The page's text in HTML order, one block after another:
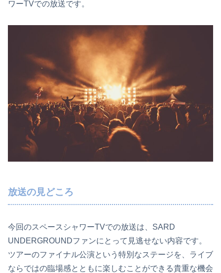
ワーTVでの放送です。
放送の見どころ
今回のスペースシャワーTVでの放送は、SARD
UNDERGROUNDファンにとって見逃せない内容です。
ツアーのファイナル公演という特別なステージを、ライブ
ならではの臨場感とともに楽しむことができる貴重な機会